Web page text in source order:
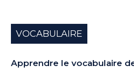
VOCABULAIRE
Apprendre le vocabulaire